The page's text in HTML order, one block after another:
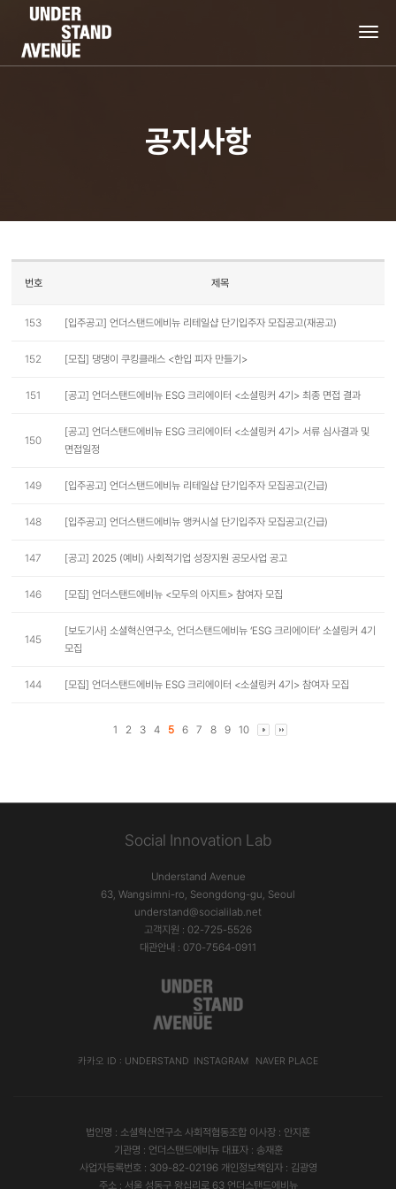
공지사항
번호 제목
153 [입주공고] 언더스탠드에비뉴 리테일샵 단기입주자 모집공고(재공고)
152 [모집] 댕댕이 쿠킹클래스 <한입 피자 만들기>
151 [공고] 언더스탠드에비뉴 ESG 크리에이터 <소셜링커 4기> 최종 면접 결과
150
[공고] 언더스탠드에비뉴 ESG 크리에이터 <소셜링커 4기> 서류 심사결과 및
면접일정
149 [입주공고] 언더스탠드에비뉴 리테일샵 단기입주자 모집공고(긴급)
148 [입주공고] 언더스탠드에비뉴 앵커시설 단기입주자 모집공고(긴급)
147 [공고] 2025 (예비) 사회적기업 성장지원 공모사업 공고
146 [모집] 언더스탠드에비뉴 <모두의 아지트> 참여자 모집
145
[보도기사] 소셜혁신연구소, 언더스탠드에비뉴 ‘ESG 크리에이터’ 소셜링커 4기
모집
144 [모집] 언더스탠드에비뉴 ESG 크리에이터 <소셜링커 4기> 참여자 모집
1 2 3 4 5 6 7 8 9 10
Social Innovation Lab
Understand Avenue
63, Wangsimni-ro, Seongdong-gu, Seoul
understand@socialilab.net
고객지원 : 02-725-5526
대관안내 : 070-7564-0911
카카오 ID : UNDERSTAND INSTAGRAM NAVER PLACE
법인명 : 소셜혁신연구소 사회적협동조합 이사장 : 안지훈
기관명 : 언더스탠드에비뉴 대표자 : 송재훈
사업자등록번호 : 309-82-02196 개인정보책임자 : 김광영
주소 : 서울 성동구 왕십리로 63 언더스탠드에비뉴